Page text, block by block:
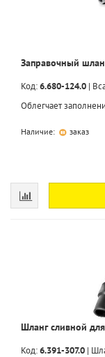
Заправочный
Код:6.680-124.0 |
Облегчает
Наличие: заказ
Шланг сливной
Код:6.391-307.0 |